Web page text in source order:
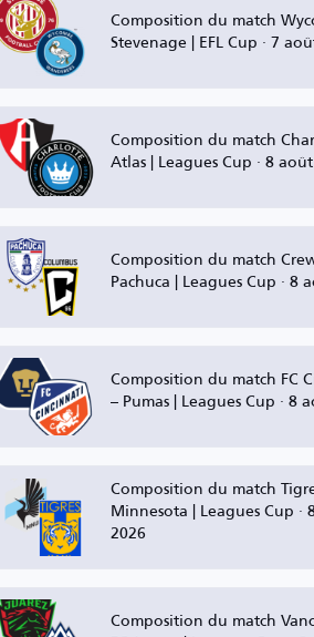
Composition du match
Stevenage | EFL Cup · 7
Composition du match
Atlas | Leagues Cup · 8
Composition du match
Pachuca | Leagues Cup · 8
Composition du match FC
– Pumas | Leagues Cup · 8
Composition du match
Minnesota | Leagues Cup ·
2026
Composition du match